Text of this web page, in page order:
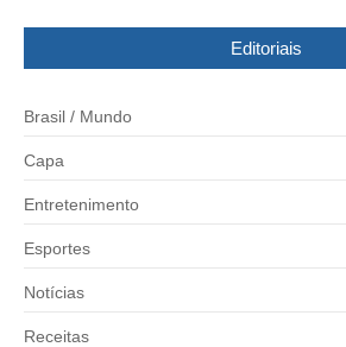
Editoriais
Brasil / Mundo
Capa
Entretenimento
Esportes
Notícias
Receitas